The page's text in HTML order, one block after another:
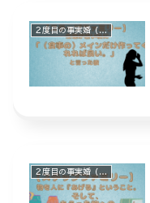
２度目の事実婚（ステップファミリー）
２度目の事実婚（ステップファミリー）